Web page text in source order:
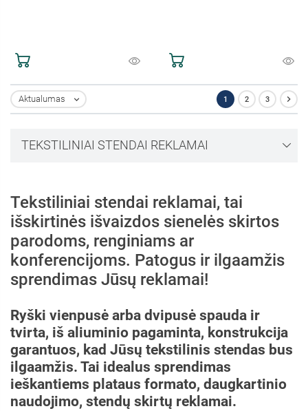
TEKSTILINIAI STENDAI REKLAMAI
Aktualumas  1 2 3 
Tekstiliniai stendai reklamai, tai
išskirtinės išvaizdos sienelės skirtos
parodoms, renginiams ar
konferencijoms. Patogus ir ilgaamžis
sprendimas Jūsų reklamai!
Ryški vienpusė arba dvipusė spauda ir
tvirta, iš aliuminio pagaminta, konstrukcija
garantuos, kad Jūsų tekstilinis stendas bus
ilgaamžis. Tai idealus sprendimas
ieškantiems plataus formato, daugkartinio
naudojimo, stendų skirtų reklamai.